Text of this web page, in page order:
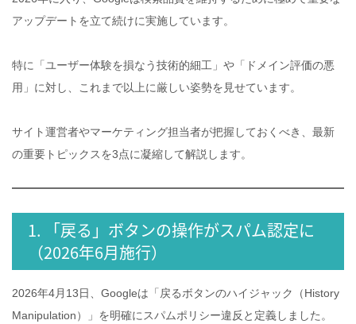
アップデートを立て続けに実施しています。
特に「ユーザー体験を損なう技術的細工」や「ドメイン評価の悪
用」に対し、これまで以上に厳しい姿勢を見せています。
サイト運営者やマーケティング担当者が把握しておくべき、最新
の重要トピックスを3点に凝縮して解説します。
1. 「戻る」ボタンの操作がスパム認定に
（2026年6月施行）
2026年4月13日、Googleは「戻るボタンのハイジャック（History
Manipulation）」を明確にスパムポリシー違反と定義しました。